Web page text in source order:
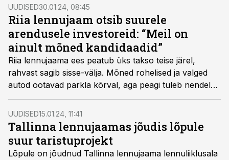
UUDISED30.01.24, 08:45
Riia lennujaam otsib suurele
arendusele investoreid: “Meil on
ainult mõned kandidaadid”
Riia lennujaama ees peatub üks takso teise järel,
rahvast sagib sisse-välja. Mõned rohelised ja valged
autod ootavad parkla kõrval, aga peagi tuleb nendele
taksodele peatumiseks teine koht leida, kuna täpselt
sinna kerkib lennujaama uus terminal.
UUDISED15.01.24, 11:41
Tallinna lennujaamas jõudis lõpule
suur taristuprojekt
Lõpule on jõudnud Tallinna lennujaama lennuliiklusala